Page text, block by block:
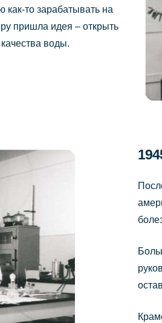
то зарабатывать на
пришла идея – открыть
воды.